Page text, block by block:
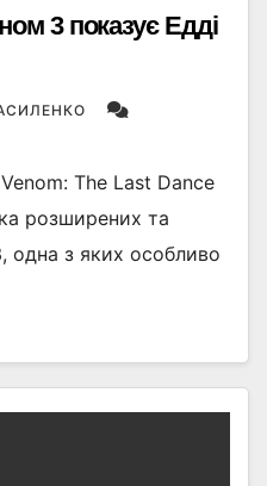
3 показує Едді
The Last Dance
розширених та
одна з яких особливо